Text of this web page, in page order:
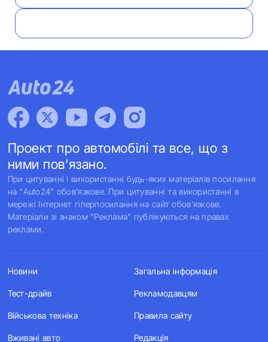
Проект про автомобілі та все, що з
ними пов'язано.
При цитуванні і використанні будь-яких матеріалів посилання
на "Auto24" обов'язкове. При цитуванні та використанні в
мережі Інтернет гіперпосилання на сайт обов'язкове.
Матеріали зі знаком "Реклама" публікуються на правах
реклами.
Новини
Тест-драйв
Військова техніка
Вживані авто
Загальна інформація
Рекламодавцям
Правила сайту
Редакція